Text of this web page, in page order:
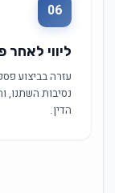
06
ליווי לאחר
עזרה בביצוע
נסיבות השתנו,
הדין.